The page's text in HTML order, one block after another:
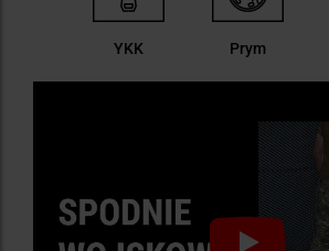
YKK Prym